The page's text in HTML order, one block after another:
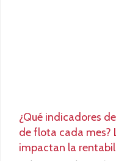
flota cada mes? Las
la rentabilidad
en